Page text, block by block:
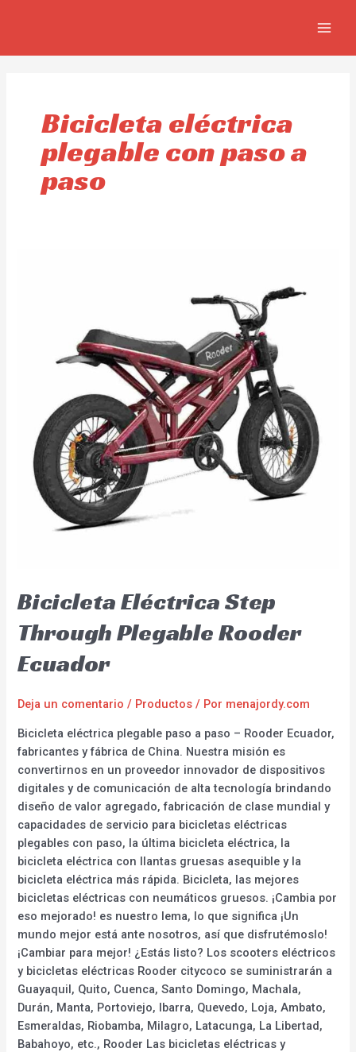
Bicicleta eléctrica
plegable con paso a
paso
Bicicleta Eléctrica Step
Through Plegable Rooder
Ecuador
Deja un comentario / Productos / Por menajordy.com
Bicicleta eléctrica plegable paso a paso – Rooder Ecuador,
fabricantes y fábrica de China. Nuestra misión es
convertirnos en un proveedor innovador de dispositivos
digitales y de comunicación de alta tecnología brindando
diseño de valor agregado, fabricación de clase mundial y
capacidades de servicio para bicicletas eléctricas
plegables con paso, la última bicicleta eléctrica, la
bicicleta eléctrica con llantas gruesas asequible y la
bicicleta eléctrica más rápida. Bicicleta, las mejores
bicicletas eléctricas con neumáticos gruesos. ¡Cambia por
eso mejorado! es nuestro lema, lo que significa ¡Un
mundo mejor está ante nosotros, así que disfrutémoslo!
¡Cambiar para mejor! ¿Estás listo? Los scooters eléctricos
y bicicletas eléctricas Rooder citycoco se suministrarán a
Guayaquil, Quito, Cuenca, Santo Domingo, Machala,
Durán, Manta, Portoviejo, Ibarra, Quevedo, Loja, Ambato,
Esmeraldas, Riobamba, Milagro, Latacunga, La Libertad,
Babahoyo, etc., Rooder Las bicicletas eléctricas y